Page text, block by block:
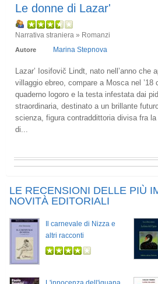
Le donne di Lazar'
Narrativa straniera » Romanzi
Autore Marina Stepnova
Lazar’ Iosifovič Lindt, nato nell’anno che
villaggio ebreo, compare a Mosca nel ’18
quaderno logoro e la testa infestata dai
straordinaria, destinato a un brillante
scienza, figura contraddittoria divisa fra
di...
LE RECENSIONI DELLE PIÙ
NOVITÀ EDITORIALI
Il carnevale di Nizza e
altri racconti